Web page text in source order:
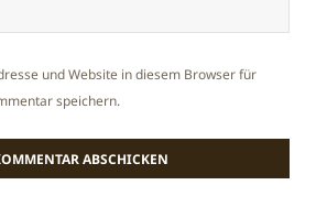
und Website in diesem Browser für
speichern.